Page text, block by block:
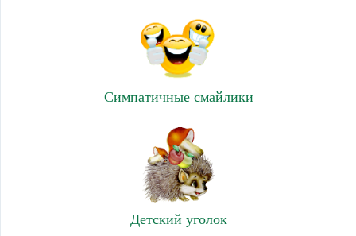
Симпатичные смайлики
Детский уголок